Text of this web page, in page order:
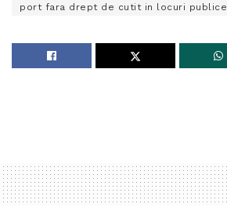
port fara drept de cutit in locuri publice